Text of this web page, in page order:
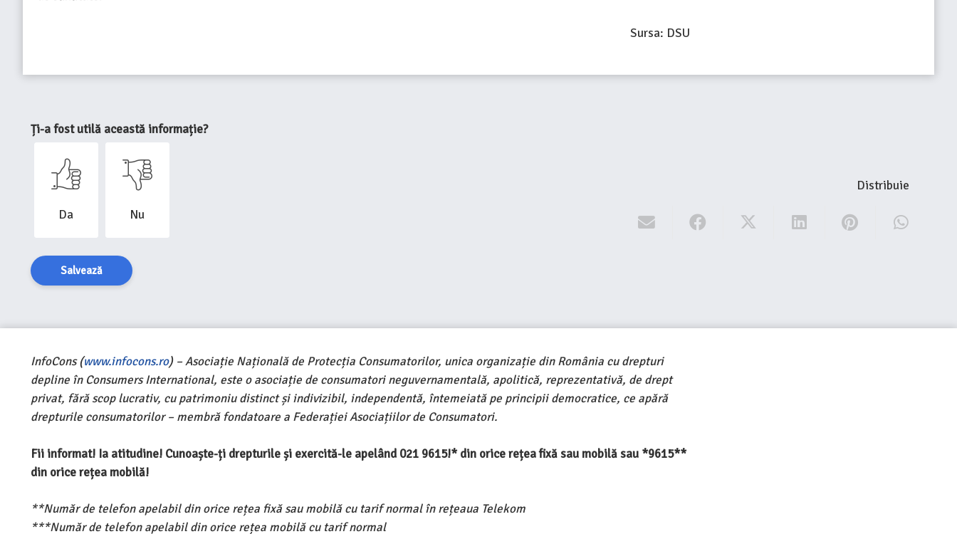
Sursa: DSU
Ți-a fost utilă această informație?
Da Nu
Salvează
Distribuie
InfoCons (www.infocons.ro) – Asociație Națională de Protecția Consumatorilor, unica organizație din România cu drepturi
depline în Consumers International, este o asociație de consumatori neguvernamentală, apolitică, reprezentativă, de drept
privat, fără scop lucrativ, cu patrimoniu distinct și indivizibil, independentă, întemeiată pe principii democratice, ce apără
drepturile consumatorilor – membră fondatoare a Federației Asociațiilor de Consumatori.
Fii informat! Ia atitudine! Cunoaște-ți drepturile și exercită-le apelând 021 9615!* din orice rețea fixă sau mobilă sau *9615**
din orice rețea mobilă!
**Număr de telefon apelabil din orice rețea fixă sau mobilă cu tarif normal în rețeaua Telekom
***Număr de telefon apelabil din orice rețea mobilă cu tarif normal